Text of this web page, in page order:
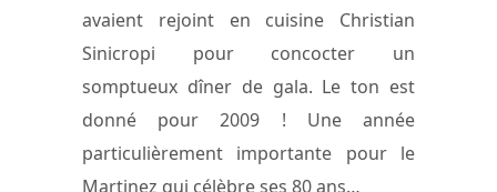
avaient rejoint en cuisine Christian
Sinicropi pour concocter un
somptueux dîner de gala. Le ton est
donné pour 2009 ! Une année
particulièrement importante pour le
Martinez qui célèbre ses 80 ans…